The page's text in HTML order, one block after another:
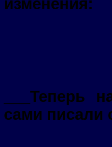
изменения:
___Теперь
сами писали